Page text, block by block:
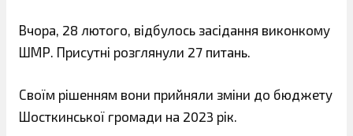
Вчора, 28 лютого, відбулось засідання виконкому
ШМР. Присутні розглянули 27 питань.
Своїм рішенням вони прийняли зміни до бюджету
Шосткинської громади на 2023 рік.